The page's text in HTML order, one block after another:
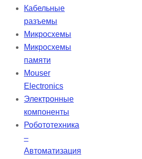
делает его идеальным
для различных операторов.
легко перемещается из одной
комнаты в другую, не
рабочий процесс. Подходит
вертикальных и
прикусов, а также для всех
периапикальных
обеспечивая высокое
изображений в широком
VATECH обеспечивают
Кабельные
разъемы
Микросхемы
Микросхемы
памяти
Mouser
Electronics
Электронные
компоненты
Робототехника
–
Автоматизация